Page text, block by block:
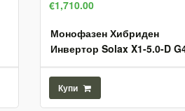
€1,710.00
Монофазен Хибриден
Инвертор Solax X1-5.0-D
Купи